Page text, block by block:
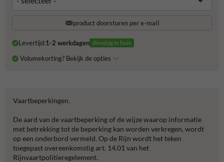
product doorsturen per e-mail
Levertijd:1-2 werkdagen dinsdag in huis
Volumekorting? Bekijk de opties
Vaartbeperkingen.
De aard van de vaartbeperking of de wijze waarop informatie
met betrekking tot de beperking kan worden verkregen, wordt
op een onderbord vermeld. Op de Rijn wordt het teken
toegepast overeenkomstig art. 14.01 van het
Rijnvaartpolitieregelement.